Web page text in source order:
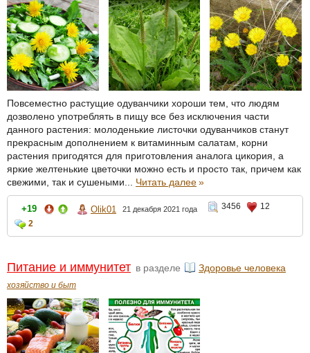
Повсеместно растущие одуванчики хороши тем, что людям
дозволено употреблять в пищу все без исключения части
данного растения: молоденькие листочки одуванчиков станут
прекрасным дополнением к витаминным салатам, корни
растения пригодятся для приготовления аналога цикория, а
яркие желтенькие цветочки можно есть и просто так, причем как
свежими, так и сушеными... Читать далее»
+19 Olik01 21 декабря 2021 года 3456
12
2
Питание и иммунитет в разделе Здоровье человека
хозяйство и быт